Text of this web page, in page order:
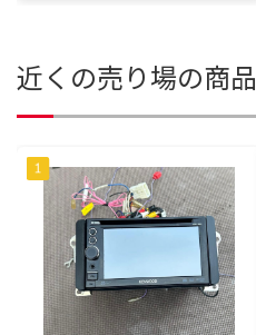
近くの売り場の商品